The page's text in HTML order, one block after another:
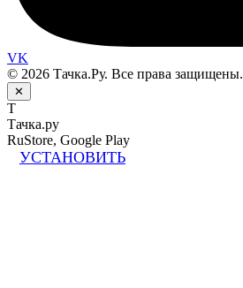
VK
© 2026 Тачка.Ру. Все права защищены.
✕
Т
Тачка.ру
RuStore, Google Play
УСТАНОВИТЬ